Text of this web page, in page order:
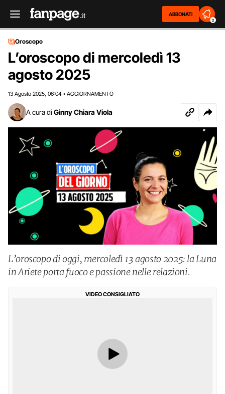
ABBONATI
2
Oroscopo
L’oroscopo di mercoledì 13
agosto 2025
13 Agosto 2025 06:04 • AGGIORNAMENTO
A cura di Ginny Chiara Viola
L’oroscopo di oggi, mercoledì 13 agosto 2025: la Luna
in Ariete porta fuoco e passione nelle relazioni.
VIDEO CONSIGLIATO